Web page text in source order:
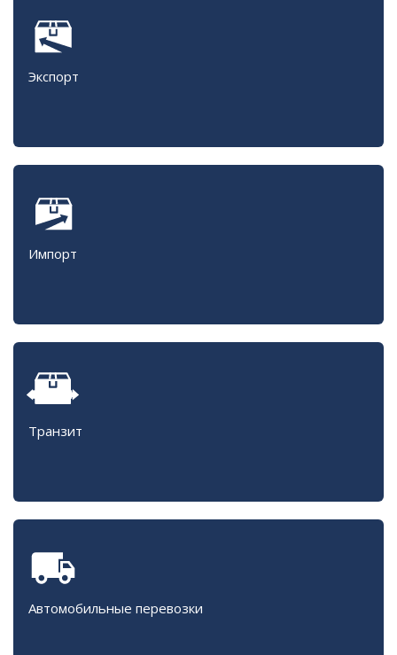
Экспорт
Импорт
Транзит
Автомобильные перевозки